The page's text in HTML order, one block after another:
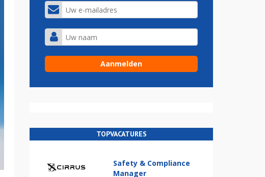
TOPVACATURES
Safety & Compliance
Manager